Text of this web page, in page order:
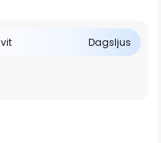
Dagsljus